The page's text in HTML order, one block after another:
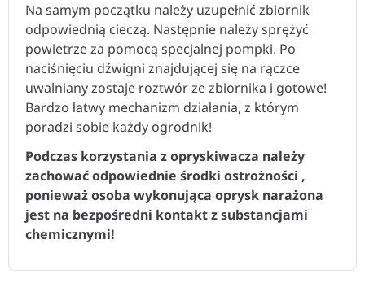
Na samym początku należy uzupełnić zbiornik
odpowiednią cieczą. Następnie należy sprężyć
powietrze za pomocą specjalnej pompki. Po
naciśnięciu dźwigni znajdującej się na rączce
uwalniany zostaje roztwór ze zbiornika i gotowe!
Bardzo łatwy mechanizm działania, z którym
poradzi sobie każdy ogrodnik!
Podczas korzystania z opryskiwacza należy
zachować odpowiednie środki ostrożności ,
ponieważ osoba wykonująca oprysk narażona
jest na bezpośredni kontakt z substancjami
chemicznymi!